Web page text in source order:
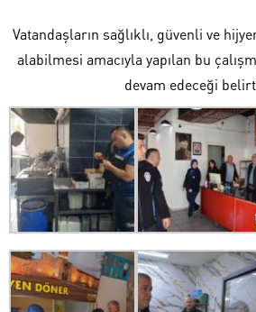
Vatandaşların sağlıklı, güvenli ve
alabilmesi amacıyla yapılan bu
devam edeceği